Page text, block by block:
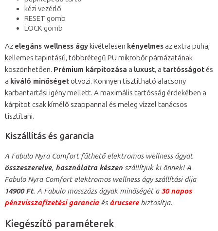
kézi vezérlő
RESET gomb
LOCK gomb
Az elegáns wellness ágy kivételesen kényelmesaz extra puha,
kellemes tapintású, többrétegű PU mikrobőr párnázatának
köszönhetően. Prémium kárpitozása a luxust, a tartósságotés
a kiváló minőségetötvözi. Könnyen tisztítható alacsony
karbantartási igény mellett. A maximális tartósság érdekében a
kárpitot csak kímélő szappannal és meleg vízzel tanácsos
tisztítani.
Kiszállítás és garancia
A Fabulo Nyra Comfort fűthető elektromos wellness ágyat
összeszerelve, használatra készen szállítjuk ki önnek! A
Fabulo Nyra Comfort elektromos wellness ágy szállítási díja
14900 Ft. A Fabulo masszázs ágyak minőségét a 30 napos
pénzvisszafizetési garancia és árucsere biztosítja.
Kiegészítő paraméterek